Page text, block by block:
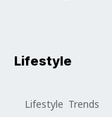
Lifestyle
Lifestyle Trends